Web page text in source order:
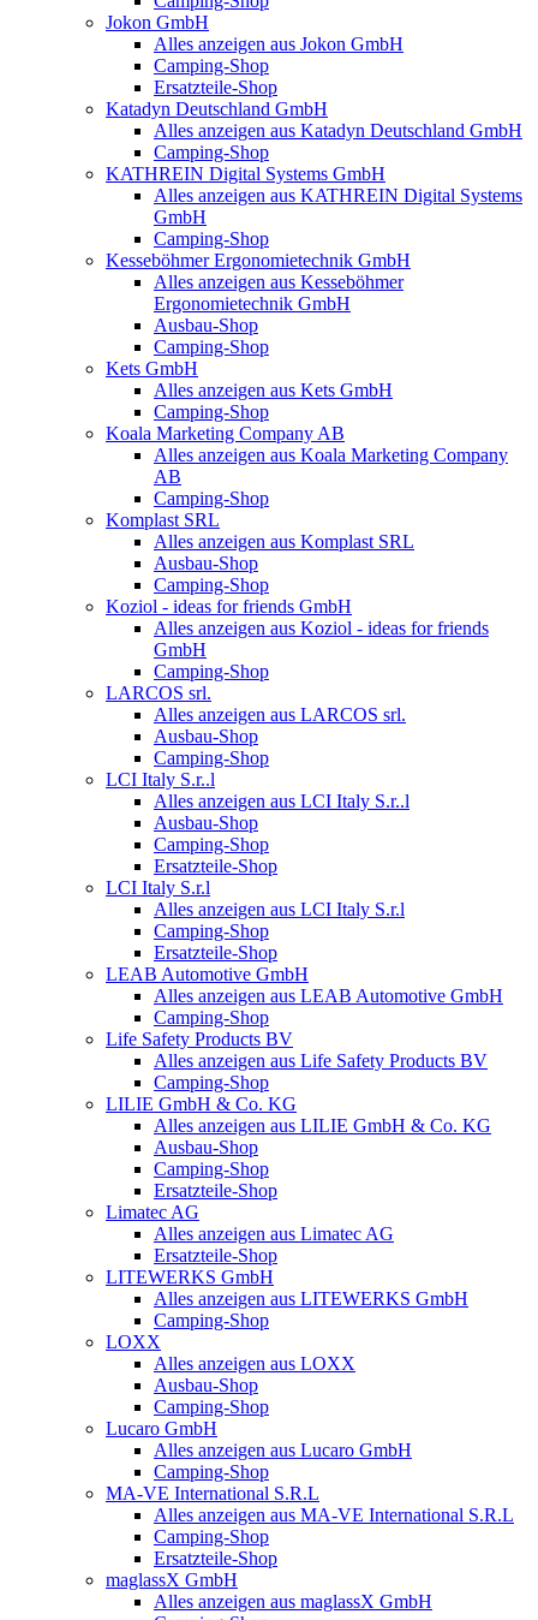
Jokon GmbH
Alles anzeigen aus Jokon GmbH
Camping-Shop
Ersatzteile-Shop
Katadyn Deutschland GmbH
Alles anzeigen aus Katadyn Deutschland GmbH
Camping-Shop
KATHREIN Digital Systems GmbH
Alles anzeigen aus KATHREIN Digital Systems
GmbH
Camping-Shop
Kesseböhmer Ergonomietechnik GmbH
Alles anzeigen aus Kesseböhmer
Ergonomietechnik GmbH
Ausbau-Shop
Camping-Shop
Kets GmbH
Alles anzeigen aus Kets GmbH
Camping-Shop
Koala Marketing Company AB
Alles anzeigen aus Koala Marketing Company
AB
Camping-Shop
Komplast SRL
Alles anzeigen aus Komplast SRL
Ausbau-Shop
Camping-Shop
Koziol - ideas for friends GmbH
Alles anzeigen aus Koziol - ideas for friends
GmbH
Camping-Shop
LARCOS srl.
Alles anzeigen aus LARCOS srl.
Ausbau-Shop
Camping-Shop
LCI Italy S.r..l
Alles anzeigen aus LCI Italy S.r..l
Ausbau-Shop
Camping-Shop
Ersatzteile-Shop
LCI Italy S.r.l
Alles anzeigen aus LCI Italy S.r.l
Camping-Shop
Ersatzteile-Shop
LEAB Automotive GmbH
Alles anzeigen aus LEAB Automotive GmbH
Camping-Shop
Life Safety Products BV
Alles anzeigen aus Life Safety Products BV
Camping-Shop
LILIE GmbH & Co. KG
Alles anzeigen aus LILIE GmbH & Co. KG
Ausbau-Shop
Camping-Shop
Ersatzteile-Shop
Limatec AG
Alles anzeigen aus Limatec AG
Ersatzteile-Shop
LITEWERKS GmbH
Alles anzeigen aus LITEWERKS GmbH
Camping-Shop
LOXX
Alles anzeigen aus LOXX
Ausbau-Shop
Camping-Shop
Lucaro GmbH
Alles anzeigen aus Lucaro GmbH
Camping-Shop
MA-VE International S.R.L
Alles anzeigen aus MA-VE International S.R.L
Camping-Shop
Ersatzteile-Shop
maglassX GmbH
Alles anzeigen aus maglassX GmbH